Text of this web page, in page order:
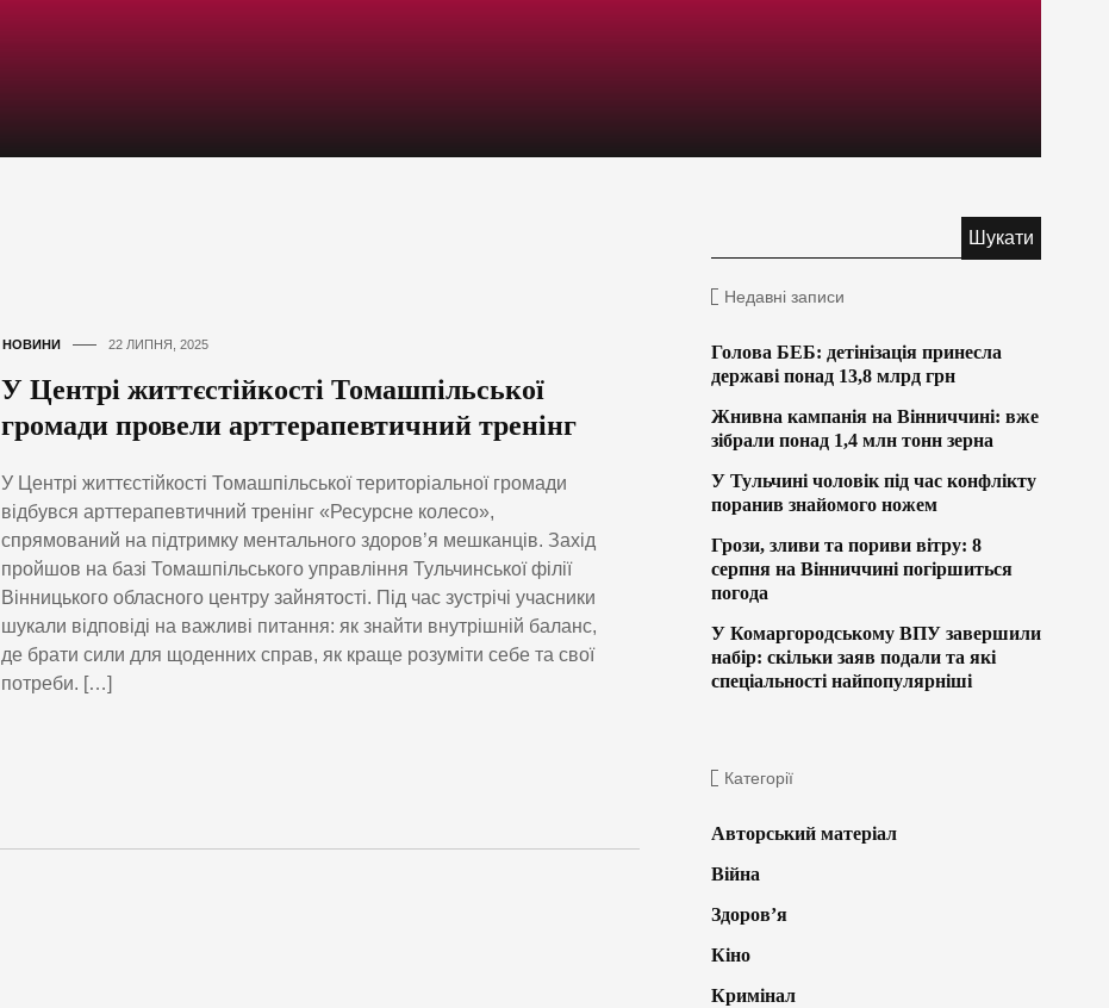
НОВИНИ 22 ЛИПНЯ, 2025
У Центрі життєстійкості Томашпільської
громади провели арттерапевтичний тренінг
У Центрі життєстійкості Томашпільської територіальної громади
відбувся арттерапевтичний тренінг «Ресурсне колесо»,
спрямований на підтримку ментального здоров’я мешканців. Захід
пройшов на базі Томашпільського управління Тульчинської філії
Вінницького обласного центру зайнятості. Під час зустрічі учасники
шукали відповіді на важливі питання: як знайти внутрішній баланс,
де брати сили для щоденних справ, як краще розуміти себе та свої
потреби. […]
Недавні записи
Голова БЕБ: детінізація принесла
державі понад 13,8 млрд грн
Жнивна кампанія на Вінниччині: вже
зібрали понад 1,4 млн тонн зерна
У Тульчині чоловік під час конфлікту
поранив знайомого ножем
Грози, зливи та пориви вітру: 8
серпня на Вінниччині погіршиться
погода
У Комаргородському ВПУ завершили
набір: скільки заяв подали та які
спеціальності найпопулярніші
Категорії
Авторський матеріал
Війна
Здоров’я
Кіно
Кримінал